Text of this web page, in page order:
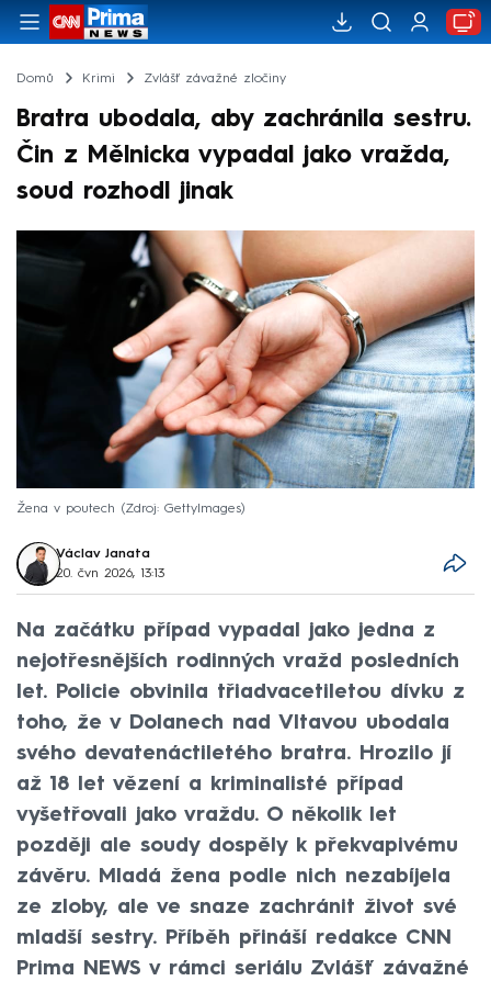
Domů Krimi Zvlášť závažné zločiny
Bratra ubodala, aby zachránila sestru.
Čin z Mělnicka vypadal jako vražda,
soud rozhodl jinak
Žena v poutech Zdroj: GettyImages
Václav Janata
20. čvn 2026, 13:13
Na začátku případ vypadal jako jedna z
nejotřesnějších rodinných vražd posledních
let. Policie obvinila třiadvacetiletou dívku z
toho, že v Dolanech nad Vltavou ubodala
svého devatenáctiletého bratra. Hrozilo jí
až 18 let vězení a kriminalisté případ
vyšetřovali jako vraždu. O několik let
později ale soudy dospěly k překvapivému
závěru. Mladá žena podle nich nezabíjela
ze zloby, ale ve snaze zachránit život své
mladší sestry. Příběh přináší redakce CNN
Prima NEWS v rámci seriálu Zvlášť závažné